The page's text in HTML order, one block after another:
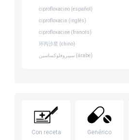
ciprofloxacino (español)
ciprofloxacin (inglés)
ciprofloxacine (francés)
环丙沙星 (chino)
سيبروفلوكساسين (árabe)
Con receta Genérico